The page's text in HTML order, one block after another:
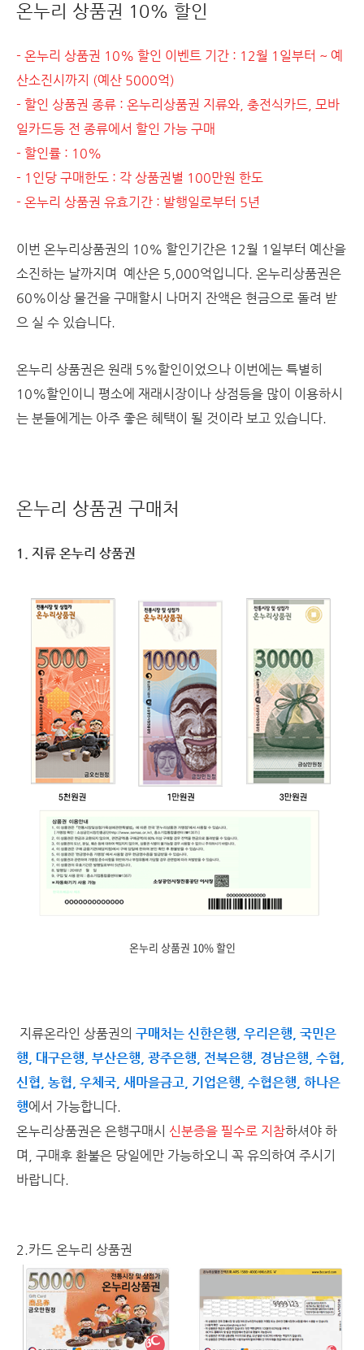
온누리 상품권 10% 할인
- 온누리 상품권 10% 할인 이벤트 기간 : 12월 1일부터 ~ 예
산소진시까지 (예산 5000억)
- 할인 상품권 종류 : 온누리상품권 지류와, 충전식카드, 모바
일카드등 전 종류에서 할인 가능 구매
- 할인률 : 10%
- 1인당 구매한도 : 각 상품권별 100만원 한도
- 온누리 상품권 유효기간 : 발행일로부터 5년
이번 온누리상품권의 10% 할인기간은 12월 1일부터 예산을
소진하는 날까지며 예산은 5,000억입니다. 온누리상품권은
60%이상 물건을 구매할시 나머지 잔액은 현금으로 돌려 받
으 실 수 있습니다.
온누리 상품권은 원래 5%할인이었으나 이번에는 특별히
10%할인이니 평소에 재래시장이나 상점등을 많이 이용하시
는 분들에게는 아주 좋은 혜택이 될 것이라 보고 있습니다.
온누리 상품권 구매처
1. 지류 온누리 상품권
온누리 상품권 10% 할인
지류온라인 상품권의 구매처는 신한은행, 우리은행, 국민은
행, 대구은행, 부산은행, 광주은행, 전북은행, 경남은행, 수협,
신협, 농협, 우체국, 새마을금고, 기업은행, 수협은행, 하나은
행에서 가능합니다.
온누리상품권은 은행구매시 신분증을 필수로 지참하셔야 하
며, 구매후 환불은 당일에만 가능하오니 꼭 유의하여 주시기
바랍니다.
2.카드 온누리 상품권